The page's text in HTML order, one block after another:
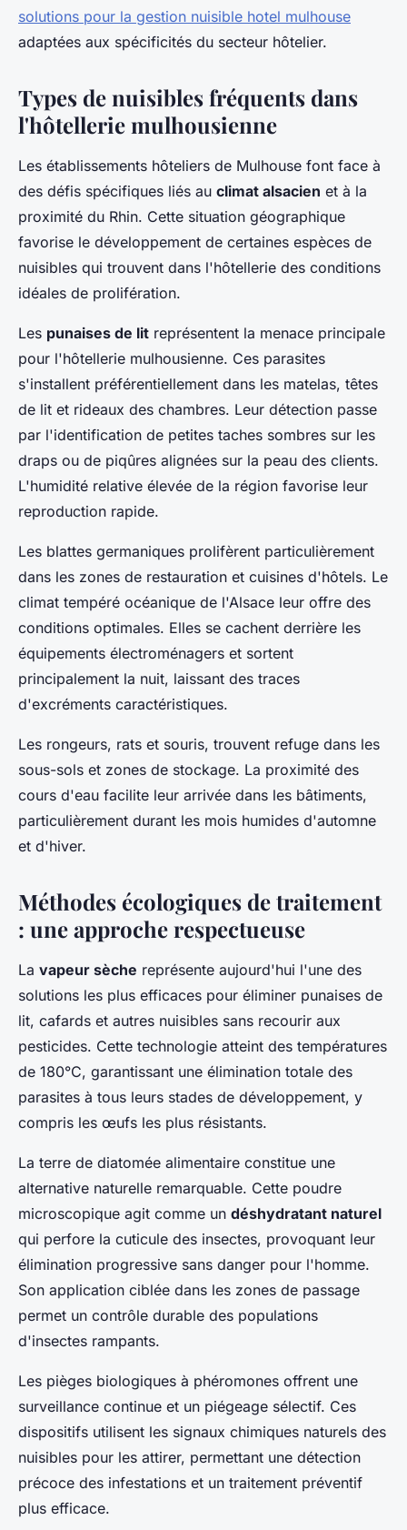
solutions pour la gestion nuisible hotel mulhouse
adaptées aux spécificités du secteur hôtelier.
Types de nuisibles fréquents dans
l'hôtellerie mulhousienne
Les établissements hôteliers de Mulhouse font face à
des défis spécifiques liés au climat alsacien et à la
proximité du Rhin. Cette situation géographique
favorise le développement de certaines espèces de
nuisibles qui trouvent dans l'hôtellerie des conditions
idéales de prolifération.
Les punaises de lit représentent la menace principale
pour l'hôtellerie mulhousienne. Ces parasites
s'installent préférentiellement dans les matelas, têtes
de lit et rideaux des chambres. Leur détection passe
par l'identification de petites taches sombres sur les
draps ou de piqûres alignées sur la peau des clients.
L'humidité relative élevée de la région favorise leur
reproduction rapide.
Les blattes germaniques prolifèrent particulièrement
dans les zones de restauration et cuisines d'hôtels. Le
climat tempéré océanique de l'Alsace leur offre des
conditions optimales. Elles se cachent derrière les
équipements électroménagers et sortent
principalement la nuit, laissant des traces
d'excréments caractéristiques.
Les rongeurs, rats et souris, trouvent refuge dans les
sous-sols et zones de stockage. La proximité des
cours d'eau facilite leur arrivée dans les bâtiments,
particulièrement durant les mois humides d'automne
et d'hiver.
Méthodes écologiques de traitement
: une approche respectueuse
La vapeur sèche représente aujourd'hui l'une des
solutions les plus efficaces pour éliminer punaises de
lit, cafards et autres nuisibles sans recourir aux
pesticides. Cette technologie atteint des températures
de 180°C, garantissant une élimination totale des
parasites à tous leurs stades de développement, y
compris les œufs les plus résistants.
La terre de diatomée alimentaire constitue une
alternative naturelle remarquable. Cette poudre
microscopique agit comme un déshydratant naturel
qui perfore la cuticule des insectes, provoquant leur
élimination progressive sans danger pour l'homme.
Son application ciblée dans les zones de passage
permet un contrôle durable des populations
d'insectes rampants.
Les pièges biologiques à phéromones offrent une
surveillance continue et un piégeage sélectif. Ces
dispositifs utilisent les signaux chimiques naturels des
nuisibles pour les attirer, permettant une détection
précoce des infestations et un traitement préventif
plus efficace.